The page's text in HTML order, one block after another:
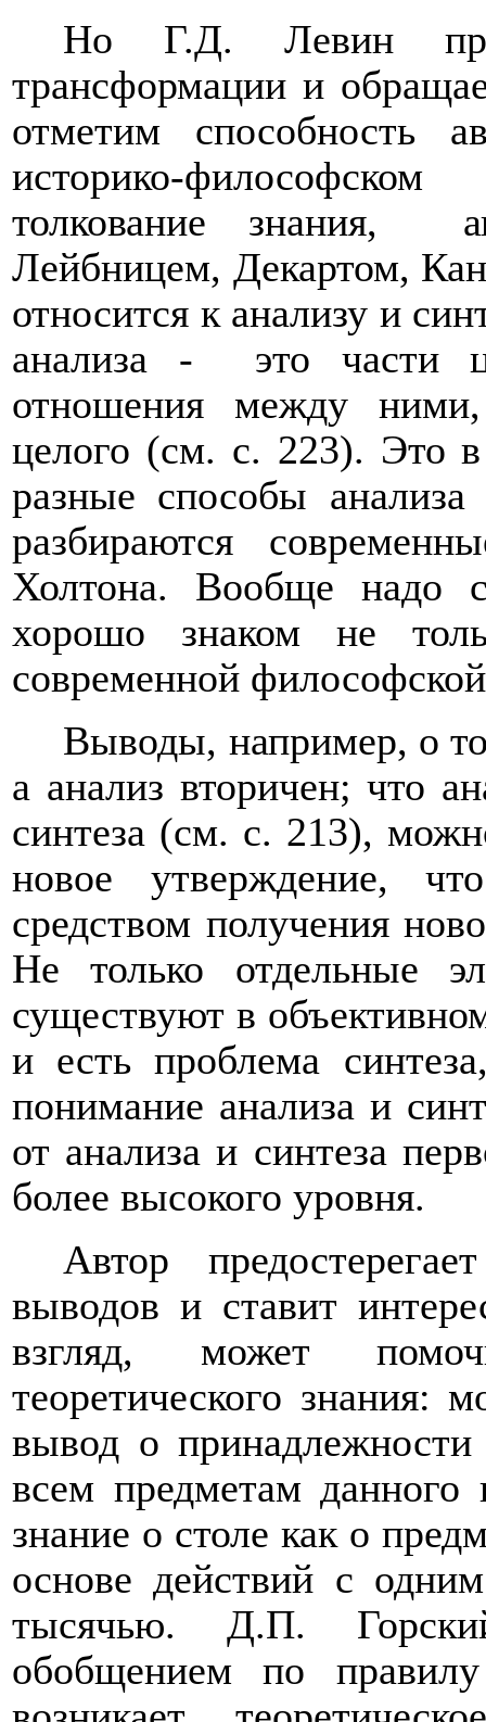
Но Г.Д. Левин
трансформации и
отметим способность
историко-
толкование знания,
Лейбницем, Декартом,
относится к анализу и
анализа -
это части
отношения между ними,
целого (см. с. 223). Это
разные способы
разбираются
Холтона. Вообще надо
хорошо знаком не
современной
Выводы, например, о
а анализ вторичен; что
синтеза (см. с. 213),
новое утверждение,
средством получения
Не только отдельные
существуют в
и есть проблема
понимание анализа и
от анализа и синтеза
более высокого уровня.
Автор
выводов и ставит
взгляд, может
теоретического знания:
вывод о принадлежности
всем предметам данного
знание о столе как о
основе действий с
тысячью. Д.П.
обобщением по